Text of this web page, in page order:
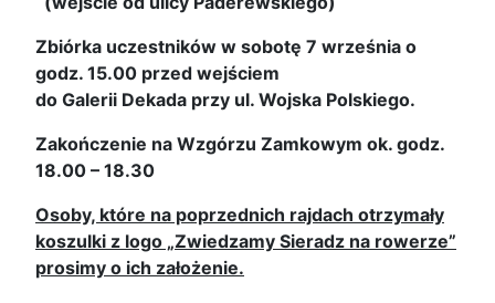
Zbiórka uczestników w sobotę 7 września o
godz. 15.00 przed wejściem
do Galerii Dekada przy ul. Wojska Polskiego.
Zakończenie na Wzgórzu Zamkowym ok. godz.
18.00 – 18.30
Osoby, które na poprzednich rajdach otrzymały
koszulki z logo „Zwiedzamy Sieradz na rowerze”
prosimy o ich założenie.